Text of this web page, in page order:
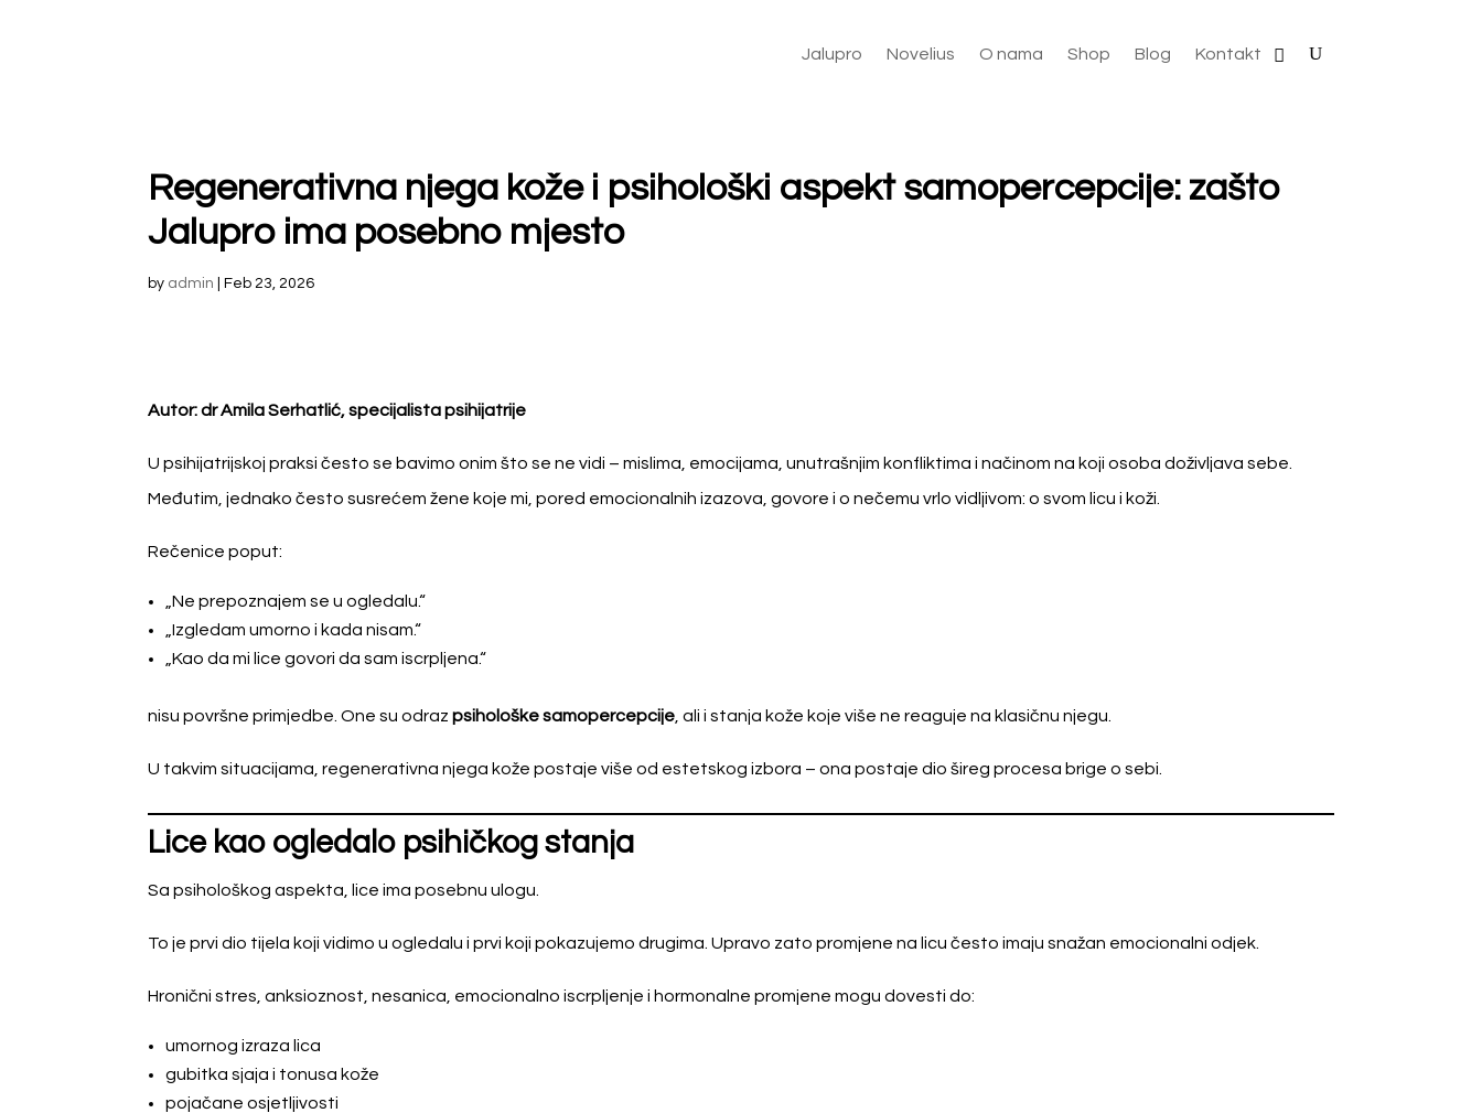
Jalupro Novelius O nama Shop Blog Kontakt
Regenerativna njega kože i psihološki aspekt samopercepcije: zašto
Jalupro ima posebno mjesto
by admin Feb 23, 2026
Autor: dr Amila Serhatlić, specijalista psihijatrije
U psihijatrijskoj praksi često se bavimo onim što se ne vidi – mislima, emocijama, unutrašnjim konfliktima i načinom na koji osoba doživljava sebe.
Međutim, jednako često susrećem žene koje mi, pored emocionalnih izazova, govore i o nečemu vrlo vidljivom: o svom licu i koži.
Rečenice poput:
„Ne prepoznajem se u ogledalu.“
„Izgledam umorno i kada nisam.“
„Kao da mi lice govori da sam iscrpljena.“
nisu površne primjedbe. One su odrazpsihološke samopercepcije , ali i stanja kože koje više ne reaguje na klasičnu njegu.
U takvim situacijama, regenerativna njega kože postaje više od estetskog izbora – ona postaje dio šireg procesa brige o sebi.
Lice kao ogledalo psihičkog stanja
Sa psihološkog aspekta, lice ima posebnu ulogu.
To je prvi dio tijela koji vidimo u ogledalu i prvi koji pokazujemo drugima. Upravo zato promjene na licu često imaju snažan emocionalni odjek.
Hronični stres, anksioznost, nesanica, emocionalno iscrpljenje i hormonalne promjene mogu dovesti do:
umornog izraza lica
gubitka sjaja i tonusa kože
pojačane osjetljivosti